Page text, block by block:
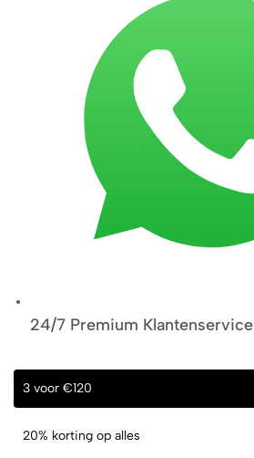
24/7 Premium Klantenservice
3 voor €120
20% korting op alles